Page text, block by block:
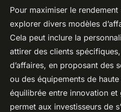
Pour maximiser le rendement
explorer divers modèles
Cela peut inclure la
attirer des clients
d’affaires, en proposant des
ou des équipements de
équilibrée entre innovation et
permet aux investisseurs de